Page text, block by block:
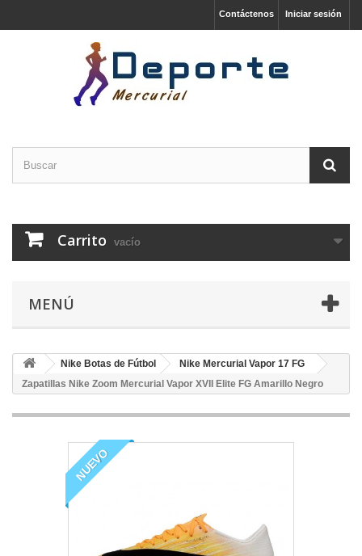
Iniciar sesión
Contáctenos
Carrito vacío
MENÚ
Nike Botas de Fútbol
Nike Mercurial Vapor 17 FG
Zapatillas Nike Zoom Mercurial Vapor XVII Elite FG Amarillo Negro
NUEVO